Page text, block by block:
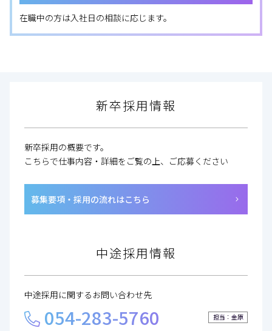
在職中の方は入社日の相談に応じます。
新卒採用情報
新卒採用の概要です。
こちらで仕事内容・詳細をご覧の上、ご応募ください
募集要項・採用の流れはこちら
中途採用情報
中途採用に関するお問い合わせ先
054-283-5760 担当：金原